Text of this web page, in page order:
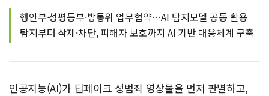
행안부·성평등부·방통위 업무협약…AI 탐지모델 공동 활용
탐지부터 삭제·차단, 피해자 보호까지 AI 기반 대응체계 구축
인공지능(AI)가 딥페이크 성범죄 영상물을 먼저 판별하고,